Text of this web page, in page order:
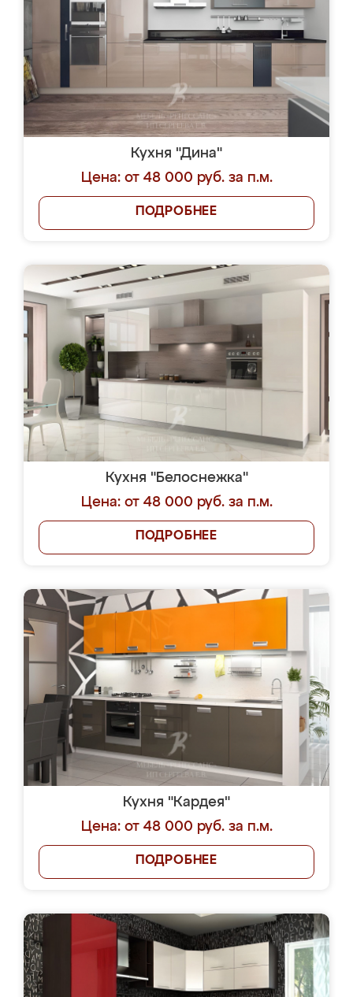
Кухня "Дина"
Цена: от 48 000 руб. за п.м.
ПОДРОБНЕЕ
Кухня "Белоснежка"
Цена: от 48 000 руб. за п.м.
ПОДРОБНЕЕ
Кухня "Кардея"
Цена: от 48 000 руб. за п.м.
ПОДРОБНЕЕ